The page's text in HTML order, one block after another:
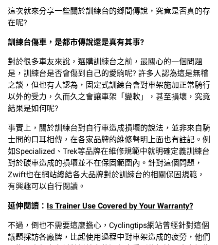
這次就來分享一些關於訓練台的鄉間傳說，究竟是否真的存
在呢?
訓練台傷車，是都市傳說還是真有其事?
對於很多車友來說，選購訓練台之前，最關心的一個問題
是，訓練台是否會傷到自己的愛駒呢? 許多人認為這是無稽
之談，但也有人認為，固定式訓練台會對車架施加正常騎行
以外的受力，久而久之會讓車架「變軟」，甚至損壞，究竟
結果是如何呢?
事實上，關於訓練台對自行車造成損壞的說法，並非來自騎
士間的口耳相傳，在各家品牌的維修聲明上面也有註記。例
如Specialized、Trek等品牌在維修規範中就明確定義訓練台
對於碳車造成的損壞並不在保固範圍內。針對這個問題，
Zwift也在網站總結各大品牌對於訓練台的相關保固規範，
有興趣可以自行閱讀。
延伸閱讀： Is Trainer Use Covered by Your Warranty?
不過，倒也不需要這麼擔心，Cyclingtips網站曾經針對這個
議題採訪各廠牌，比起使用過程中對車架造成的疲勞，他們